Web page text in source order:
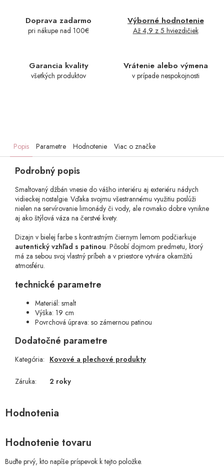
Doprava zadarmo
pri nákupe nad 100€
Výborné hodnotenie
Až 4,9 z 5 hviezdičiek
Garancia kvality
všetkých produktov
Vrátenie alebo výmena
v prípade nespokojnosti
Popis Parametre Hodnotenie Viac o značke
Podrobný popis
Smaltovaný džbán vnesie do vášho interiéru aj exteriéru nádych
vidieckej nostalgie. Vďaka svojmu všestrannému využitiu poslúži
nielen na servírovanie limonády či vody, ale rovnako dobre vynikne
aj ako štýlová váza na čerstvé kvety.
Dizajn v bielej farbe s kontrastným čiernym lemom podčiarkuje
autentický vzhľad s patinou. Pôsobí dojmom predmetu, ktorý
má za sebou svoj vlastný príbeh a v priestore vytvára okamžitú
atmosféru.
technické parametre
Materiál: smalt
Výška: 19 cm
Povrchová úprava: so zámernou patinou
Dodatočné parametre
Kategória: Kovové a plechové produkty
Záruka: 2 roky
Hodnotenie tovaru
Buďte prvý, kto napíše príspevok k tejto položke.